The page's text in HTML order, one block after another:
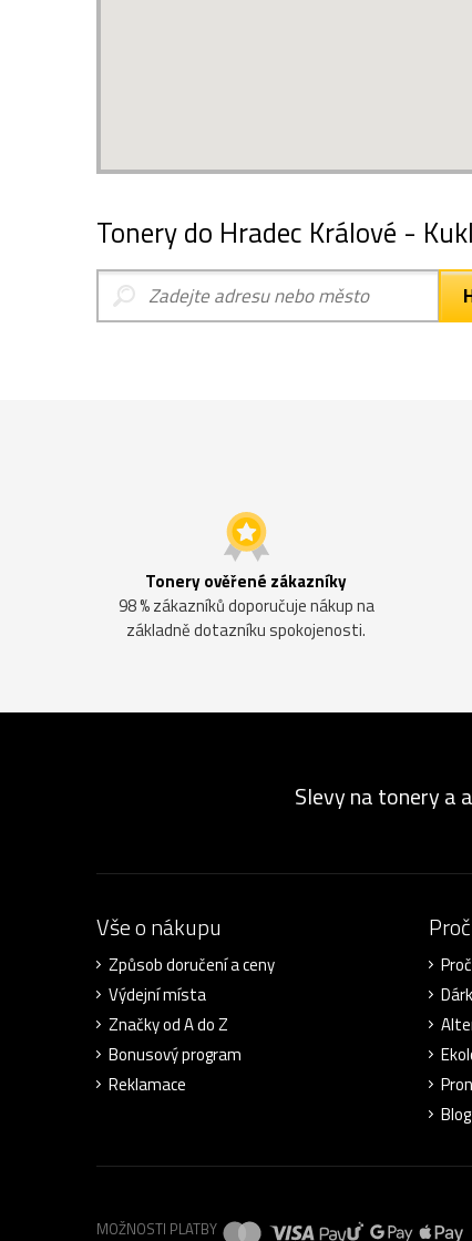
Tonery do Hradec Králové -
Tonery ověřené zákazníky
98 % zákazníků doporučuje nákup na
základně dotazníku spokojenosti.
Slevy na tonery a
Vše o nákupu
Způsob doručení a ceny
Výdejní místa
Značky od A do Z
Bonusový program
Reklamace
Blog
MOŽNOSTI PLATBY